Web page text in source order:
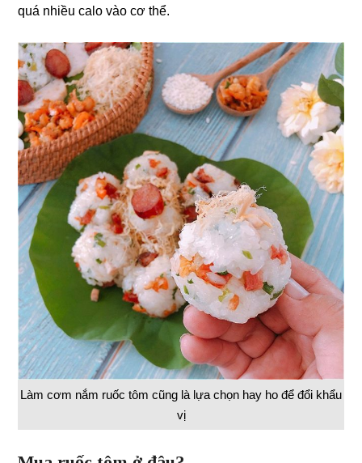
quá nhiều calo vào cơ thể.
Làm cơm nắm ruốc tôm cũng là lựa chọn hay ho để đổi khẩu
vị